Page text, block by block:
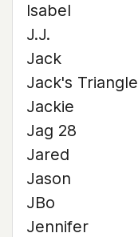
Isabel
J.J.
Jack
Jack's Triangle
Jackie
Jag 28
Jared
Jason
JBo
Jennifer